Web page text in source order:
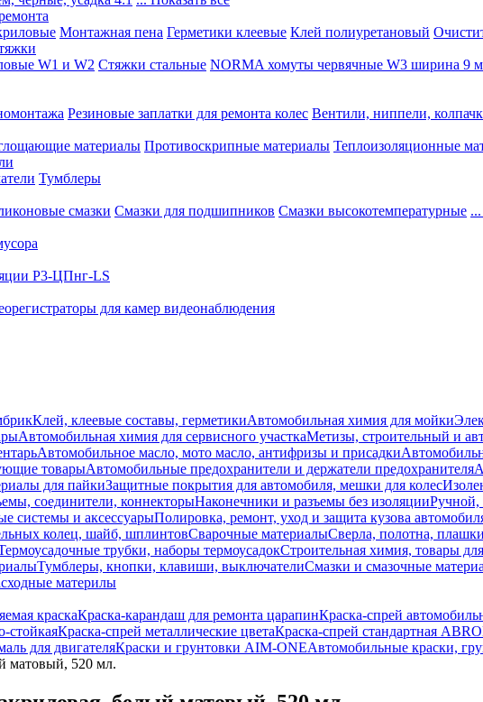
Монтажная пена Герметики клеевые Клей полиуретановый
W1 и W2 Стяжки стальные NORMA хомуты червячные W3 ширина 9
Резиновые заплатки для ремонта колес Вентили, ниппели,
материалы Противоскрипные материалы Теплоизоляционные
Тумблеры
смазки Смазки для подшипников Смазки высокотемпературные
Р3-ЦПнг-LS
для камер видеонаблюдения
Клей, клеевые составы, герметикиАвтомобильная химия для мойки
Автомобильная химия для сервисного участкаМетизы, строительный и
Автомобильное масло, мото масло, антифризы и присадки
товарыАвтомобильные предохранители и держатели предохранителя
для пайкиЗащитные покрытия для автомобиля, мешки для колес
соединители, коннекторыНаконечники и разъемы без изоляцииРучной,
системы и аксессуарыПолировка, ремонт, уход и защита кузова
колец, шайб, шплинтовСварочные материалыСверла, полотна,
трубки, наборы термоусадокСтроительная химия, товары
Тумблеры, кнопки, клавиши, выключателиСмазки и смазочные
материлы
краскаКраска-карандаш для ремонта царапинКраска-спрей
стойкаяКраска-спрей металлические цветаКраска-спрей стандартная ABRO
для двигателяКраски и грунтовки AIM-ONEАвтомобильные краски,
матовый, 520 мл.